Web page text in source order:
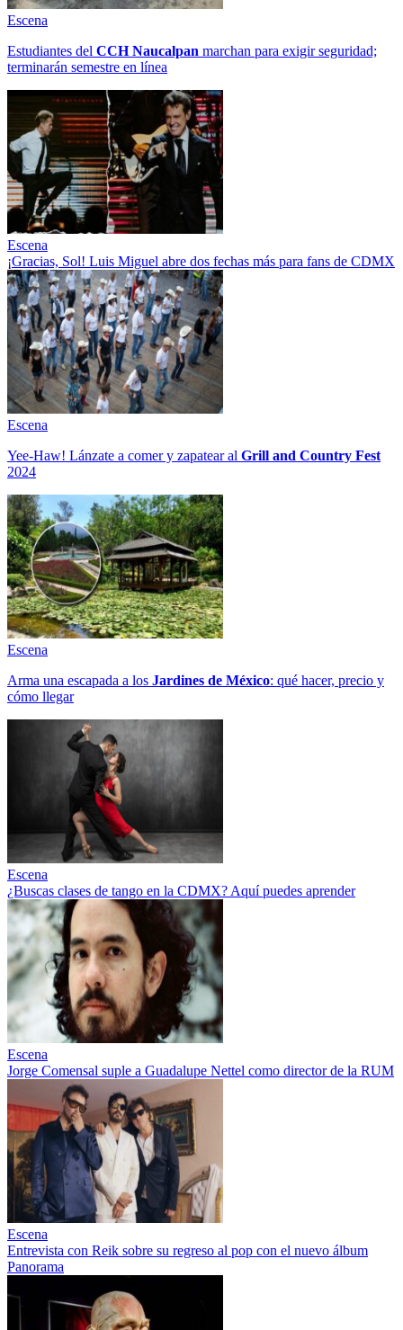
Escena
Estudiantes del CCH Naucalpan marchan para exigir seguridad;
terminarán semestre en línea
Escena
¡Gracias, Sol! Luis Miguel abre dos fechas más para fans de CDMX
Escena
Yee-Haw! Lánzate a comer y zapatear al Grill and Country Fest
2024
Escena
Arma una escapada a los Jardines de México: qué hacer, precio y
cómo llegar
Escena
¿Buscas clases de tango en la CDMX? Aquí puedes aprender
Escena
Jorge Comensal suple a Guadalupe Nettel como director de la RUM
Escena
Entrevista con Reik sobre su regreso al pop con el nuevo álbum
Panorama